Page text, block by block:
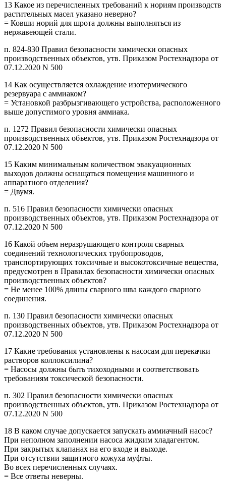
13 Какое из перечисленных требований к нориям производств
растительных масел указано неверно?
= Ковши норий для шрота должны выполняться из
нержавеющей стали.
п. 824-830 Правил безопасности химически опасных
производственных объектов, утв. Приказом Ростехнадзора от
07.12.2020 N 500
14 Как осуществляется охлаждение изотермического
резервуара с аммиаком?
= Установкой разбрызгивающего устройства, расположенного
выше допустимого уровня аммиака.
п. 1272 Правил безопасности химически опасных
производственных объектов, утв. Приказом Ростехнадзора от
07.12.2020 N 500
15 Каким минимальным количеством эвакуационных
выходов должны оснащаться помещения машинного и
аппаратного отделения?
= Двумя.
п. 516 Правил безопасности химически опасных
производственных объектов, утв. Приказом Ростехнадзора от
07.12.2020 N 500
16 Какой объем неразрушающего контроля сварных
соединений технологических трубопроводов,
транспортирующих токсичные и высокотоксичные вещества,
предусмотрен в Правилах безопасности химически опасных
производственных объектов?
= Не менее 100% длины сварного шва каждого сварного
соединения.
п. 130 Правил безопасности химически опасных
производственных объектов, утв. Приказом Ростехнадзора от
07.12.2020 N 500
17 Какие требования установлены к насосам для перекачки
растворов коллоксилина?
= Насосы должны быть тихоходными и соответствовать
требованиям токсической безопасности.
п. 302 Правил безопасности химически опасных
производственных объектов, утв. Приказом Ростехнадзора от
07.12.2020 N 500
18 В каком случае допускается запускать аммиачный насос?
При неполном заполнении насоса жидким хладагентом.
При закрытых клапанах на его входе и выходе.
При отсутствии защитного кожуха муфты.
Во всех перечисленных случаях.
= Все ответы неверны.